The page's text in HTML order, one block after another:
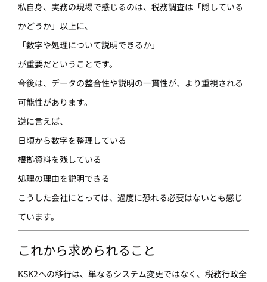
私自身、実務の現場で感じるのは、税務調査は「隠している
かどうか」以上に、
「数字や処理について説明できるか」
が重要だということです。
今後は、データの整合性や説明の一貫性が、より重視される
可能性があります。
逆に言えば、
日頃から数字を整理している
根拠資料を残している
処理の理由を説明できる
こうした会社にとっては、過度に恐れる必要はないとも感じ
ています。
これから求められること
KSK2への移行は、単なるシステム変更ではなく、税務行政全